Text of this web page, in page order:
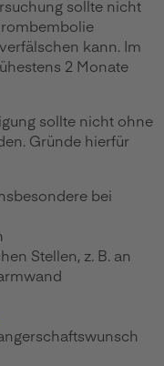
sollte nicht
kann. Im
2 Monate
sollte nicht ohne
Gründe hierfür
bei
Stellen, z. B. an